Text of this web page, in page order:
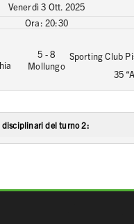
Venerdì 3 Ott. 2025
20:30
5 - 8
Mollungo
Sporting Club
35
disciplinari del turno 2: